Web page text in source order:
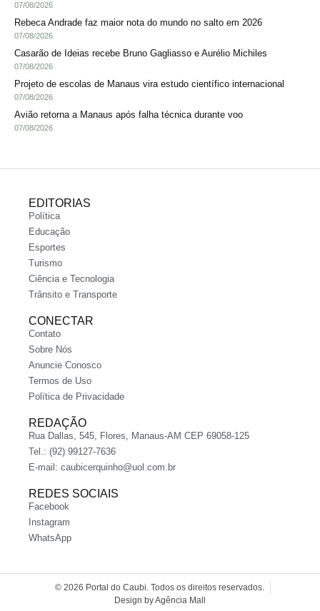
07/08/2026
Rebeca Andrade faz maior nota do mundo no salto em 2026
07/08/2026
Casarão de Ideias recebe Bruno Gagliasso e Aurélio Michiles
07/08/2026
Projeto de escolas de Manaus vira estudo científico internacional
07/08/2026
Avião retorna a Manaus após falha técnica durante voo
07/08/2026
EDITORIAS
Política
Educação
Esportes
Turismo
Ciência e Tecnologia
Trânsito e Transporte
CONECTAR
Contato
Sobre Nós
Anuncie Conosco
Termos de Uso
Política de Privacidade
REDAÇÃO
Rua Dallas, 545, Flores, Manaus-AM CEP 69058-125
Tel.: (92) 99127-7636
E-mail: caubicerquinho@uol.com.br
REDES SOCIAIS
Facebook
Instagram
WhatsApp
© 2026 Portal do Caubi. Todos os direitos reservados.
Design by Agência Mall